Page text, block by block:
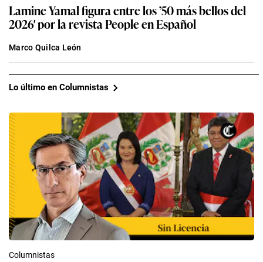
Lamine Yamal figura entre los ’50 más bellos del
2026′ por la revista People en Español
Marco Quilca León
Lo último en Columnistas
Columnistas